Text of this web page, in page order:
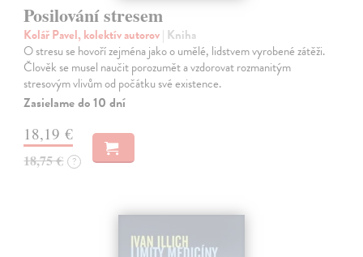
Posilování stresem
Kolář Pavel, kolektív autorov| Kniha
O stresu se hovoří zejména jako o umělé, lidstvem vyrobené zátěži.
Člověk se musel naučit porozumět a vzdorovat rozmanitým
stresovým vlivům od počátku své existence.
Zasielame do 10 dní
18,19 €
18,75 € ?